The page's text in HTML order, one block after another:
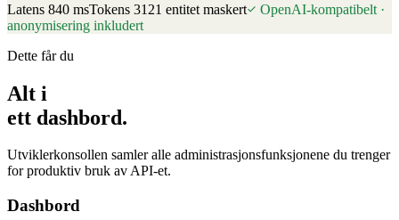
Latens 840 msTokens 3121 entitet maskert
OpenAI-kompatibelt ·
anonymisering inkludert
Dette får du
Alt i
ett dashbord.
Utviklerkonsollen samler alle administrasjonsfunksjonene du trenger
for produktiv bruk av API-et.
Dashbord